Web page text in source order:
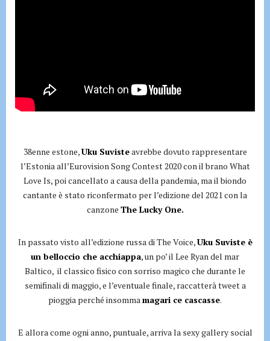
38enne estone,Uku Suvisteavrebbe dovuto rappresentare
l’Estonia all’Eurovision Song Contest 2020 con il brano What
Love Is, poi cancellato a causa della pandemia, ma il biondo
cantante è stato riconfermato per l’edizione del 2021 con la
canzone The Lucky One.
In passato visto all’edizione russa di The Voice,Uku Suviste è
un belloccio che acchiappa, un po’ il Lee Ryan del mar
Baltico, il classico fisico con sorriso magico che durante le
semifinali di maggio, e l’eventuale finale, raccatterà tweet a
pioggia perché insommamagari ce cascasse.
E allora come ogni anno, puntuale, arriva la sexy gallery social